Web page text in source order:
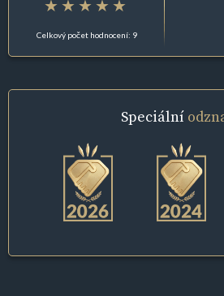
Celkový počet hodnocení: 9
Speciální